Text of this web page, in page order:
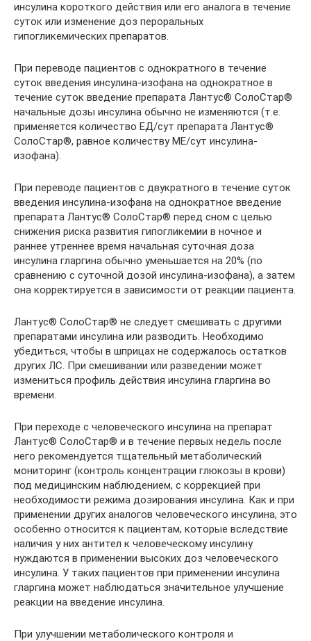
инсулина короткого действия или его аналога в течение
суток или изменение доз пероральных
гипогликемических препаратов.
При переводе пациентов с однократного в течение
суток введения инсулина-изофана на однократное в
течение суток введение препарата Лантус® СолоСтар®
начальные дозы инсулина обычно не изменяются (т.е.
применяется количество ЕД/сут препарата Лантус®
СолоСтар®, равное количеству МЕ/сут инсулина-
изофана).
При переводе пациентов с двукратного в течение суток
введения инсулина-изофана на однократное введение
препарата Лантус® СолоСтар® перед сном с целью
снижения риска развития гипогликемии в ночное и
раннее утреннее время начальная суточная доза
инсулина гларгина обычно уменьшается на 20% (по
сравнению с суточной дозой инсулина-изофана), а затем
она корректируется в зависимости от реакции пациента.
Лантус® СолоСтар® не следует смешивать с другими
препаратами инсулина или разводить. Необходимо
убедиться, чтобы в шприцах не содержалось остатков
других ЛС. При смешивании или разведении может
измениться профиль действия инсулина гларгина во
времени.
При переходе с человеческого инсулина на препарат
Лантус® СолоСтар® и в течение первых недель после
него рекомендуется тщательный метаболический
мониторинг (контроль концентрации глюкозы в крови)
под медицинским наблюдением, с коррекцией при
необходимости режима дозирования инсулина. Как и при
применении других аналогов человеческого инсулина, это
особенно относится к пациентам, которые вследствие
наличия у них антител к человеческому инсулину
нуждаются в применении высоких доз человеческого
инсулина. У таких пациентов при применении инсулина
гларгина может наблюдаться значительное улучшение
реакции на введение инсулина.
При улучшении метаболического контроля и